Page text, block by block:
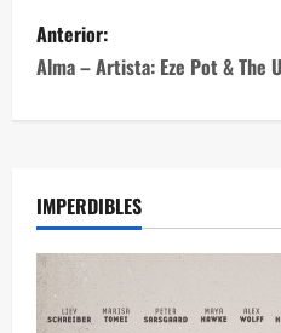
Anterior:
Alma – Artista: Eze Pot & The
IMPERDIBLES